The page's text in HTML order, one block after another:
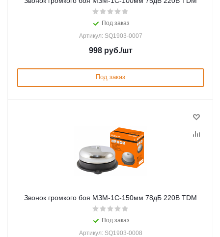
Под заказ
Артикул: SQ1903-0007
998руб./шт
Под заказ
Звонок громкого боя МЗМ-1С-150мм 78дБ 220В TDM
Под заказ
Артикул: SQ1903-0008